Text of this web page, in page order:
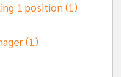
1 position(1)
(1)